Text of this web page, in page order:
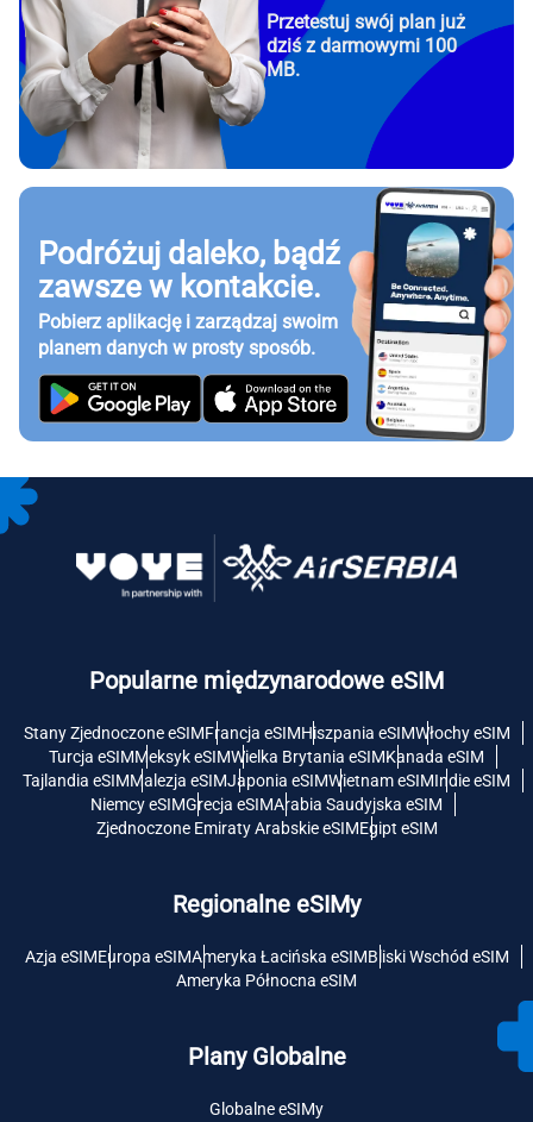
Przetestuj swój plan już
dziś z darmowymi 100
MB.
Podróżuj daleko, bądź
zawsze w kontakcie.
Pobierz aplikację i zarządzaj swoim
planem danych w prosty sposób.
Popularne międzynarodowe eSIM
Stany Zjednoczone eSIMFrancja eSIMHiszpania eSIMWłochy eSIM
Turcja eSIMMeksyk eSIMWielka Brytania eSIMKanada eSIM
Tajlandia eSIMMalezja eSIMJaponia eSIMWietnam eSIMIndie eSIM
Niemcy eSIMGrecja eSIMArabia Saudyjska eSIM
Zjednoczone Emiraty Arabskie eSIMEgipt eSIM
Regionalne eSIMy
Azja eSIMEuropa eSIMAmeryka Łacińska eSIMBliski Wschód eSIM
Ameryka Północna eSIM
Plany Globalne
Globalne eSIMy